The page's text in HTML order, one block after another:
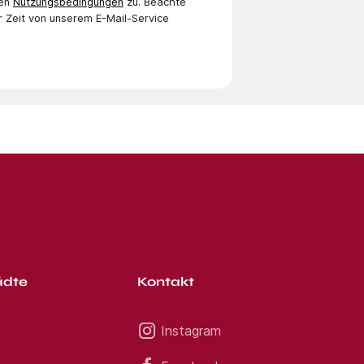
von unserem E-Mail-Service
Kontakt
Instagram